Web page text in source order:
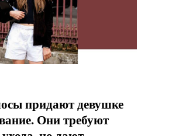
придают девушке
Они требуют